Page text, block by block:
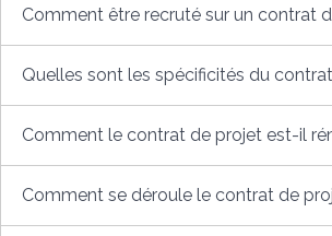
Comment être recruté sur un contrat
Quelles sont les spécificités du
Comment le contrat de projet est-il
Comment se déroule le contrat de